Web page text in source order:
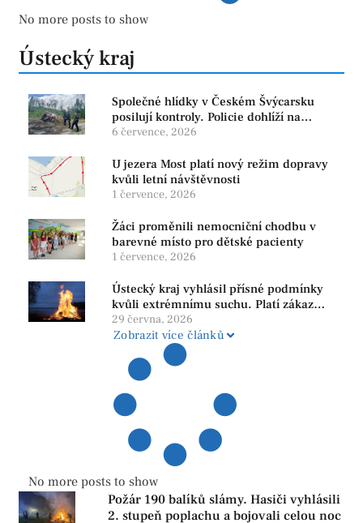
No more posts to show
Ústecký kraj
Společné hlídky v Českém Švýcarsku
posilují kontroly. Policie dohlíží na
bezpečnost i ochranu přírody
6 července, 2026
U jezera Most platí nový režim dopravy
kvůli letní návštěvnosti
1 července, 2026
Žáci proměnili nemocniční chodbu v
barevné místo pro dětské pacienty
1 července, 2026
Ústecký kraj vyhlásil přísné podmínky
kvůli extrémnímu suchu. Platí zákaz
ohňů i pyrotechniky
29 června, 2026
Zobrazit více článků
No more posts to show
Požár 190 balíků slámy. Hasiči vyhlásili
2. stupeň poplachu a bojovali celou noc